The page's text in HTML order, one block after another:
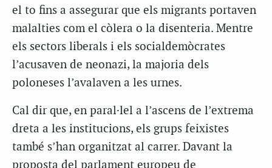
el to fins a assegurar que els migrants portaven
malalties com el còlera o la disenteria. Mentre
els sectors liberals i els socialdemòcrates
l’acusaven de neonazi, la majoria dels
poloneses l’avalaven a les urnes.
Cal dir que, en paral·lel a l’ascens de l’extrema
dreta a les institucions, els grups feixistes
també s’han organitzat al carrer. Davant la